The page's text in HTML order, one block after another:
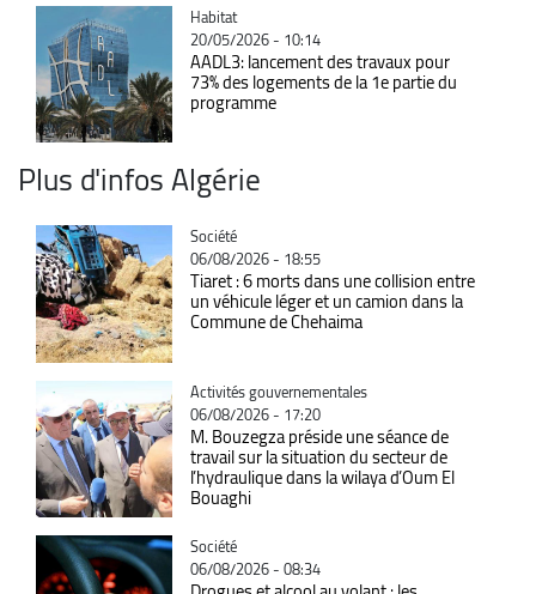
Catégorie
Habitat
20/05/2026 - 10:14
AADL3: lancement des travaux pour
73% des logements de la 1e partie du
programme
Plus d'infos Algérie
Catégorie
Société
06/08/2026 - 18:55
Tiaret : 6 morts dans une collision entre
un véhicule léger et un camion dans la
Commune de Chehaima
Catégorie
Activités gouvernementales
06/08/2026 - 17:20
M. Bouzegza préside une séance de
travail sur la situation du secteur de
l’hydraulique dans la wilaya d’Oum El
Bouaghi
Catégorie
Société
06/08/2026 - 08:34